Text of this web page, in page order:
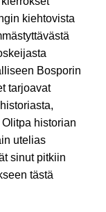
kiehtovista
Bosporin
tarjoavat
historian
utelias
sinut pitkiin
tästä